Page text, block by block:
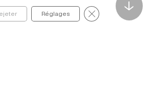
↓
Réglages Fermer la